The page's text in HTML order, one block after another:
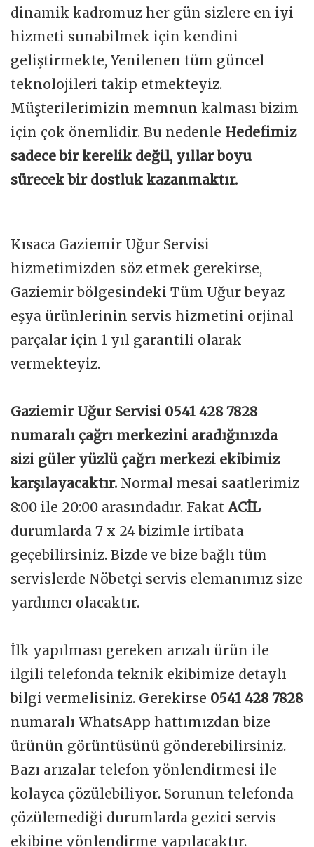
dinamik kadromuz her gün sizlere en iyi
hizmeti sunabilmek için kendini
geliştirmekte, Yenilenen tüm güncel
teknolojileri takip etmekteyiz.
Müşterilerimizin memnun kalması bizim
için çok önemlidir. Bu nedenle Hedefimiz
sadece bir kerelik değil, yıllar boyu
sürecek bir dostluk kazanmaktır.
Kısaca Gaziemir Uğur Servisi
hizmetimizden söz etmek gerekirse,
Gaziemir bölgesindeki Tüm Uğur beyaz
eşya ürünlerinin servis hizmetini orjinal
parçalar için 1 yıl garantili olarak
vermekteyiz.
Gaziemir Uğur Servisi 0541 428 7828
numaralı çağrı merkezini aradığınızda
sizi güler yüzlü çağrı merkezi ekibimiz
karşılayacaktır. Normal mesai saatlerimiz
8:00 ile 20:00 arasındadır. Fakat ACİL
durumlarda 7 x 24 bizimle irtibata
geçebilirsiniz. Bizde ve bize bağlı tüm
servislerde Nöbetçi servis elemanımız size
yardımcı olacaktır.
İlk yapılması gereken arızalı ürün ile
ilgili telefonda teknik ekibimize detaylı
bilgi vermelisiniz. Gerekirse 0541 428 7828
numaralı WhatsApp hattımızdan bize
ürünün görüntüsünü gönderebilirsiniz.
Bazı arızalar telefon yönlendirmesi ile
kolayca çözülebiliyor. Sorunun telefonda
çözülemediği durumlarda gezici servis
ekibine yönlendirme yapılacaktır.